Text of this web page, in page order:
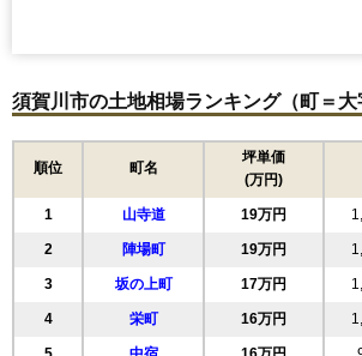
須賀川市の土地相場ランキング（町＝大
順位 町名
坪単価
(万円)
1 山寺道 19万円
2 陣場町 19万円
3 坂の上町 17万円
4 栄町 16万円